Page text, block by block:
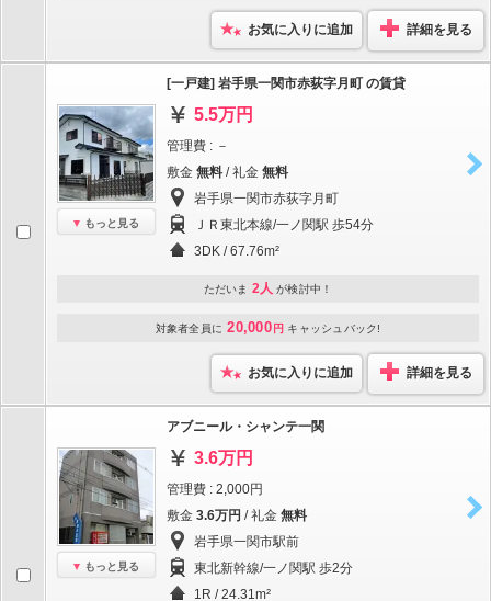
お気に入りに追加 詳細を見る
もっと見る
[一戸建] 岩手県一関市赤荻字月町 の賃貸
5.5万円
管理費 : －
敷金 無料 / 礼金 無料
岩手県一関市赤荻字月町
ＪＲ東北本線/一ノ関駅 歩54分
3DK / 67.76m²
ただいま 2人 が検討中！
対象者全員に 20,000 円 キャッシュバック!
お気に入りに追加 詳細を見る
もっと見る
アブニール・シャンテ一関
3.6万円
管理費 : 2,000円
敷金 3.6万円 / 礼金 無料
岩手県一関市駅前
東北新幹線/一ノ関駅 歩2分
1R / 24.31m²